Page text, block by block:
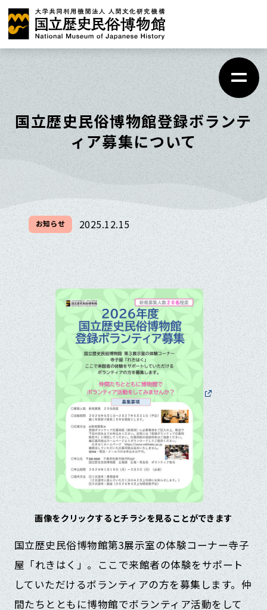
国立歴史民俗博物館登録ボランテ
ィア募集について
お知らせ 2025.12.15
画像をクリックするとチラシを見ることができます
国立歴史民俗博物館第3展示室の体験コーナー寺子
屋「れきはく」。ここで来館者の体験をサポート
していただけるボランティアの方を募集します。仲
間たちとともに博物館でボランティア活動をして